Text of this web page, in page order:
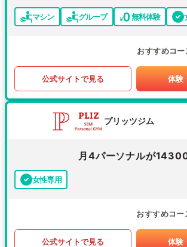
マシン グループ 無料体験
おすすめコー
公式サイトで見る 体験
プリッツジム
月4パーソナルが
女性専用
おすすめコー
公式サイトで見る 体験